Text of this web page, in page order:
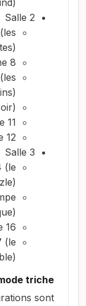
Salle 2
8
11
12
Salle 3
(le
16
(le
triche
sont